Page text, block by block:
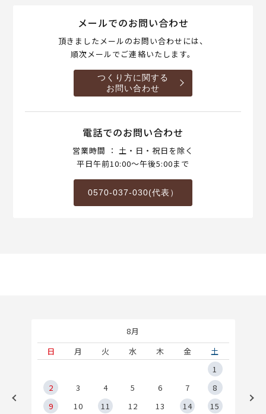
メールでのお問い合わせ
頂きましたメールのお問い合わせには、
順次メールでご連絡いたします。
つくり方に関する
お問い合わせ
電話でのお問い合わせ
営業時間 ： 土・日・祝日を除く
平日午前10:00～午後5:00まで
0570-037-030(代表）
8月
日
月 火 水 木 金
土
1
2
3 4 5 6 7
8
9
10 11 12 13 14
15